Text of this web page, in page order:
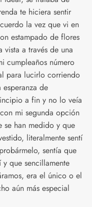
te hiciera sentir
la vez que vi en
estampado de flores
a través de una
cumpleaños número
para lucirlo corriendo
de
a fin y no lo veía
mi segunda opción
se han medido y que
literalmente sentí
sentía que
que sencillamente
era el único o el
aún más especial